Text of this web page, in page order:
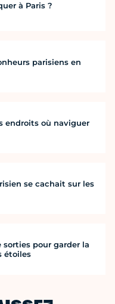
à Paris ?
parisiens en
endroits où naviguer
se cachait sur les
sorties pour garder la
étoiles